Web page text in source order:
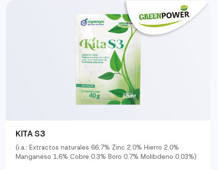
KITA S3
(i.a.: Extractos naturales 66.7% Zinc 2.0% Hierro 2.0%
Manganeso 1.6% Cobre 0.3% Boro 0.7% Molibdeno 0.03%)